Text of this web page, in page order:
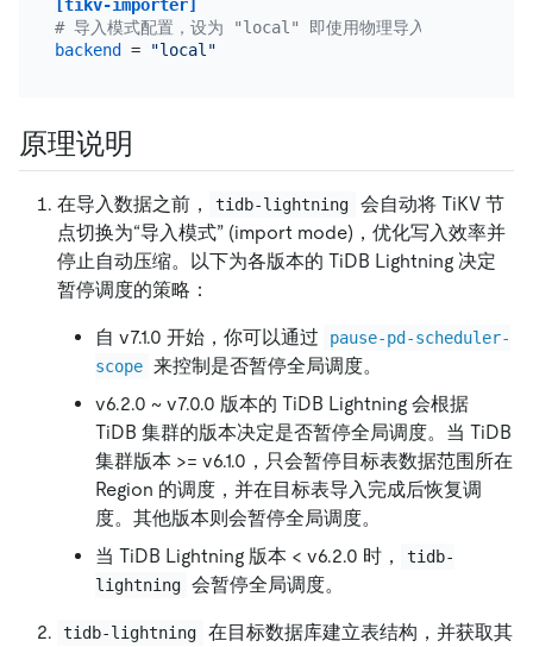
[tikv-importer]
# 导入模式配置，设为 "local" 即使用物理导入模式
backend = "local"
原理说明
在导入数据之前， tidb-lightning
会自动将 TiKV 节
点切换为“导入模式” (import mode)，优化写入效率并
停止自动压缩。以下为各版本的 TiDB Lightning 决定
暂停调度的策略：
自 v7.1.0 开始，你可以通过
pause-pd-scheduler-
scope 来控制是否暂停全局调度。
v6.2.0 ~ v7.0.0 版本的 TiDB Lightning 会根据
TiDB 集群的版本决定是否暂停全局调度。当 TiDB
集群版本 >= v6.1.0，只会暂停目标表数据范围所在
Region 的调度，并在目标表导入完成后恢复调
度。其他版本则会暂停全局调度。
当 TiDB Lightning 版本 < v6.2.0 时，
tidb-
lightning 会暂停全局调度。
tidb-lightning
在目标数据库建立表结构，并获取其